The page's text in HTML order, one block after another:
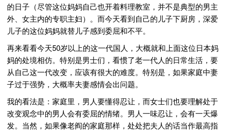
的日子（尽管这位妈妈自己也开着料理教室，并不是典型的男主
外、女主内的专职主妇）。而今天看到自己的儿子下厨房，深爱
儿子的这位妈妈就替儿子感到委屈和不平。
再来看看今天50岁以上的这一代国人，大概就和上面这位日本妈
妈的处境相仿。特别是男士们，看惯了老一代人的日常生活，要
从自己这一代改变，应该有很大的难度。特别是，如果家庭中妻
子过于强势，大概率夫妻感情会出问题。
我的看法是：家庭里，男人要懂得忍让，而女士们也要理解处于
改变观念中的男人会有委屈的情绪。男人一味忍让，会有一天爆
发。当然，如果像老阎的家庭那样，处处把夫人的话当作最高指